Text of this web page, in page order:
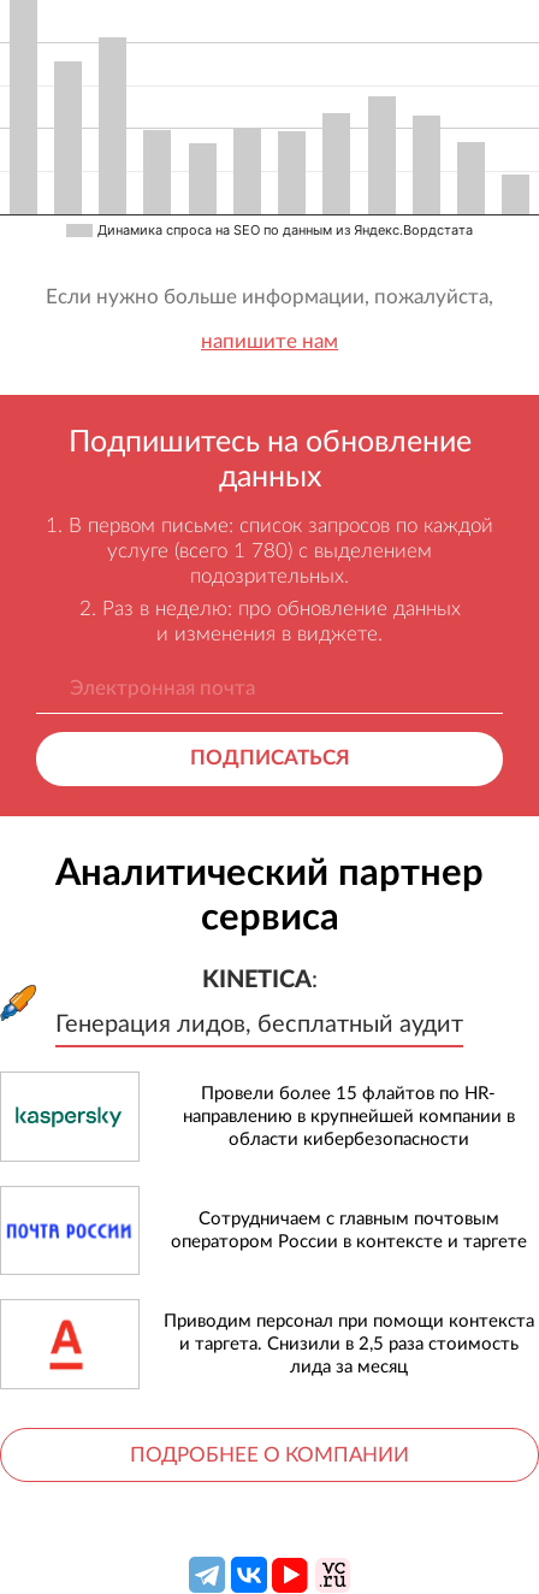
Динамика спроса на SEO по данным из Яндекс.Вордстата
Если нужно больше информации, пожалуйста,
напишите нам
Подпишитесь на обновление
данных
В первом письме: список запросов по каждой
услуге (всего 1 780) с выделением
подозрительных.
Раз в неделю: про обновление данных
и изменения в виджете.
ПОДПИСАТЬСЯ
Аналитический партнер
сервиса
KINETICA:
Генерация лидов, бесплатный аудит
Генерация лидов, бесплатный
Провели более 15 флайтов по HR-
направлению в крупнейшей компании в
области кибербезопасности
Сотрудничаем с главным почтовым
оператором России в контексте и таргете
Приводим персонал при помощи контекста
и таргета. Снизили в 2,5 раза стоимость
лида за месяц
ПОДРОБНЕЕ О КОМПАНИИ